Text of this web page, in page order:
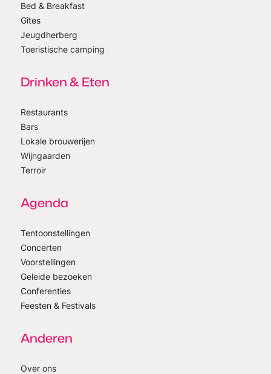
Bed & Breakfast
Gîtes
Jeugdherberg
Toeristische camping
Drinken & Eten
Restaurants
Bars
Lokale brouwerijen
Wijngaarden
Terroir
Agenda
Tentoonstellingen
Concerten
Voorstellingen
Geleide bezoeken
Conferenties
Feesten & Festivals
Anderen
Over ons